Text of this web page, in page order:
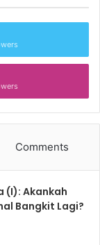
Comments
(I): Akankah
Bangkit Lagi?